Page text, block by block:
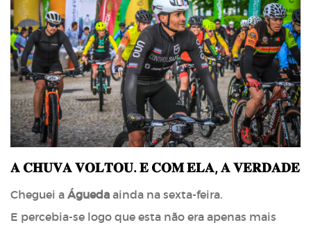
𝐀 𝐂𝐇𝐔𝐕𝐀 𝐕𝐎𝐋𝐓𝐎𝐔. 𝐄 𝐂𝐎𝐌 𝐄𝐋𝐀, 𝐀 𝐕𝐄𝐑𝐃𝐀𝐃𝐄
Cheguei a Águeda ainda na sexta-feira.
E percebia-se logo que esta não era apenas mais